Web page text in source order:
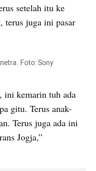
setelah itu ke
terus juga ini pasar
Foto: Sony
ini kemarin tuh ada
gitu. Terus anak-
Terus juga ada ini
Jogja,”